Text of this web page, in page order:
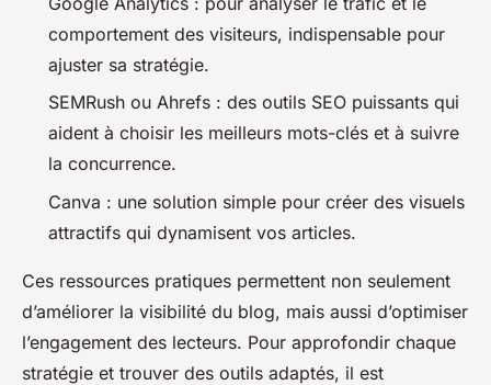
comportement des visiteurs, indispensable pour
ajuster sa stratégie.
SEMRush ou Ahrefs : des outils SEO puissants qui
aident à choisir les meilleurs mots-clés et à suivre
la concurrence.
Canva : une solution simple pour créer des visuels
attractifs qui dynamisent vos articles.
Ces ressources pratiques permettent non seulement
d’améliorer la visibilité du blog, mais aussi d’optimiser
l’engagement des lecteurs. Pour approfondir chaque
stratégie et trouver des outils adaptés, il est